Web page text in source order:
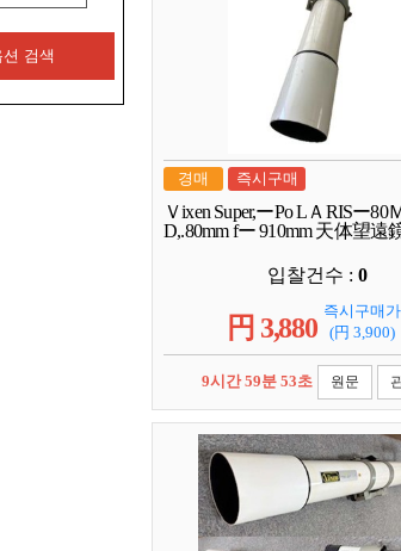
검색
경매 즉시구매
Ｖixen Super,ーPo LＡRISー
D,.80mm fー 910mm 天体望遠
입찰건수 : 0
円 3,880
즉시구매가
(円 3,900)
9시간 59분 51초 원문